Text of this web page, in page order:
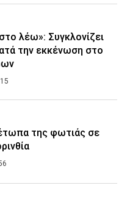
λέω»: Συγκλονίζει
την εκκένωση στο
της φωτιάς σε